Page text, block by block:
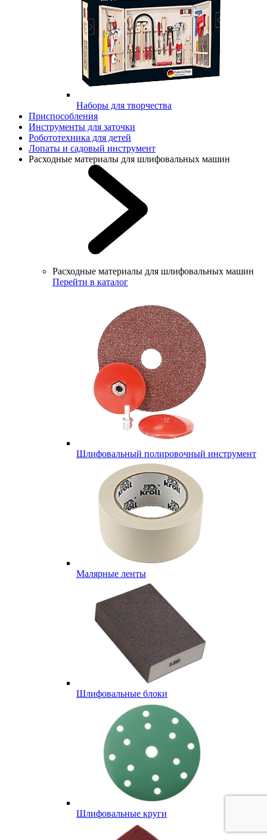
Наборы для творчества
Приспособления
Инструменты для заточки
Робототехника для детей
Лопаты и садовый инструмент
Расходные материалы для шлифовальных машин
Расходные материалы для шлифовальных машин
Перейти в каталог
Шлифовальный полировочный инструмент
Малярные ленты
Шлифовальные блоки
Шлифовальные круги